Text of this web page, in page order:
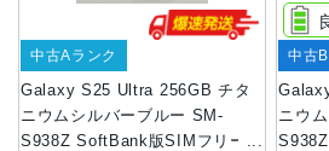
Galaxy S25 Ultra 256GB チタ
ニウムシルバーブルー SM-
S938Z SoftBank版SIMフリー
中古Aランク
ニウ
中古